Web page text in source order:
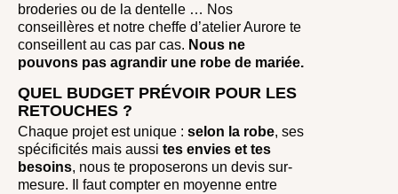
broderies ou de la dentelle … Nos
conseillères et notre cheffe d’atelier Aurore te
conseillent au cas par cas. Nous ne
pouvons pas agrandir une robe de mariée.
QUEL BUDGET PRÉVOIR POUR LES
RETOUCHES ?
Chaque projet est unique : selon la robe, ses
spécificités mais aussi tes envies et tes
besoins, nous te proposerons un devis sur-
mesure. Il faut compter en moyenne entre